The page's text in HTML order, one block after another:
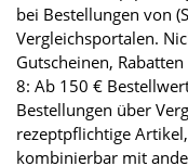
bei Bestellungen von
Vergleichsportalen.
Gutscheinen,
8: Ab 150 €
Bestellungen über
rezeptpflichtige
kombinierbar mit